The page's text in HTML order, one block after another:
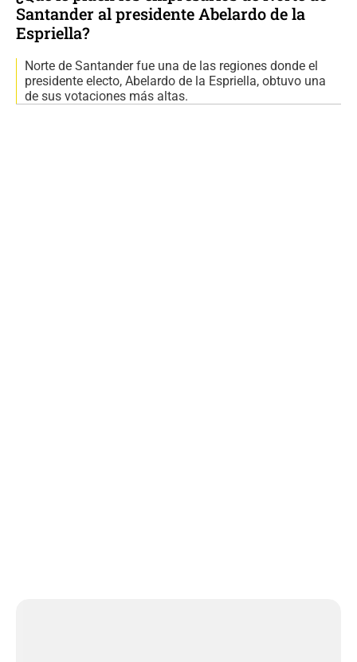
Santander al presidente Abelardo de la
Espriella?
Norte de Santander fue una de las regiones donde el
presidente electo, Abelardo de la Espriella, obtuvo una
de sus votaciones más altas.